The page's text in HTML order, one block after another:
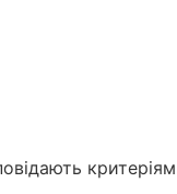
критеріям